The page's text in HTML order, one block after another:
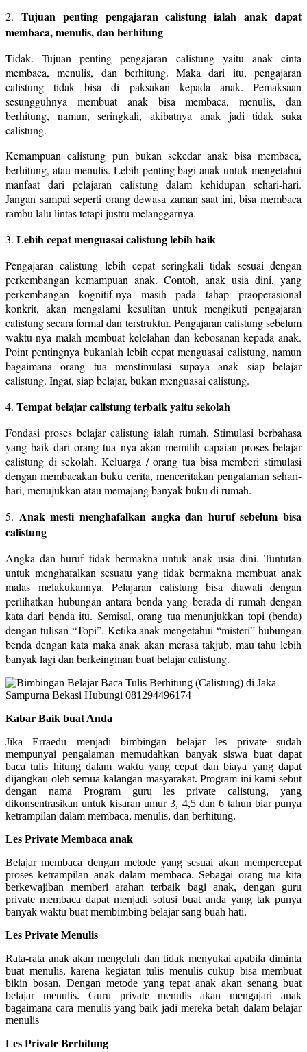
2. Tujuan penting pengajaran calistung ialah anak dapat
membaca, menulis, dan berhitung
Tidak. Tujuan penting pengajaran calistung yaitu anak cinta
membaca, menulis, dan berhitung. Maka dari itu, pengajaran
calistung tidak bisa di paksakan kepada anak. Pemaksaan
sesungguhnya membuat anak bisa membaca, menulis, dan
berhitung, namun, seringkali, akibatnya anak jadi tidak suka
calistung.
Kemampuan calistung pun bukan sekedar anak bisa membaca,
berhitung, atau menulis. Lebih penting bagi anak untuk mengetahui
manfaat dari pelajaran calistung dalam kehidupan sehari-hari.
Jangan sampai seperti orang dewasa zaman saat ini, bisa membaca
rambu lalu lintas tetapi justru melanggarnya.
3. Lebih cepat menguasai calistung lebih baik
Pengajaran calistung lebih cepat seringkali tidak sesuai dengan
perkembangan kemampuan anak. Contoh, anak usia dini, yang
perkembangan kognitif-nya masih pada tahap praoperasional
konkrit, akan mengalami kesulitan untuk mengikuti pengajaran
calistung secara formal dan terstruktur. Pengajaran calistung sebelum
waktu-nya malah membuat kelelahan dan kebosanan kepada anak.
Point pentingnya bukanlah lebih cepat menguasai calistung, namun
bagaimana orang tua menstimulasi supaya anak siap belajar
calistung. Ingat, siap belajar, bukan menguasai calistung.
4. Tempat belajar calistung terbaik yaitu sekolah
Fondasi proses belajar calistung ialah rumah. Stimulasi berbahasa
yang baik dari orang tua nya akan memilih capaian proses belajar
calistung di sekolah. Keluarga / orang tua bisa memberi stimulasi
dengan membacakan buku cerita, menceritakan pengalaman sehari-
hari, menujukkan atau memajang banyak buku di rumah.
5. Anak mesti menghafalkan angka dan huruf sebelum bisa
calistung
Angka dan huruf tidak bermakna untuk anak usia dini. Tuntutan
untuk menghafalkan sesuatu yang tidak bermakna membuat anak
malas melakukannya. Pelajaran calistung bisa diawali dengan
perlihatkan hubungan antara benda yang berada di rumah dengan
kata dari benda itu. Semisal, orang tua menunjukkan topi (benda)
dengan tulisan “Topi”. Ketika anak mengetahui “misteri” hubungan
benda dengan kata maka anak akan merasa takjub, mau tahu lebih
banyak lagi dan berkeinginan buat belajar calistung.
Kabar Baik buat Anda
Jika Erraedu menjadi bimbingan belajar les private sudah
mempunyai pengalaman memudahkan banyak siswa buat dapat
baca tulis hitung dalam waktu yang cepat dan biaya yang dapat
dijangkau oleh semua kalangan masyarakat. Program ini kami sebut
dengan nama Program guru les private calistung, yang
dikonsentrasikan untuk kisaran umur 3, 4,5 dan 6 tahun biar punya
ketrampilan dalam membaca, menulis, dan berhitung.
Les Private Membaca anak
Belajar membaca dengan metode yang sesuai akan mempercepat
proses ketrampilan anak dalam membaca. Sebagai orang tua kita
berkewajiban memberi arahan terbaik bagi anak, dengan guru
private membaca dapat menjadi solusi buat anda yang tak punya
banyak waktu buat membimbing belajar sang buah hati.
Les Private Menulis
Rata-rata anak akan mengeluh dan tidak menyukai apabila diminta
buat menulis, karena kegiatan tulis menulis cukup bisa membuat
bikin bosan. Dengan metode yang tepat anak akan senang buat
belajar menulis. Guru private menulis akan mengajari anak
bagaimana cara menulis yang baik jadi mereka betah dalam belajar
menulis
Les Private Berhitung